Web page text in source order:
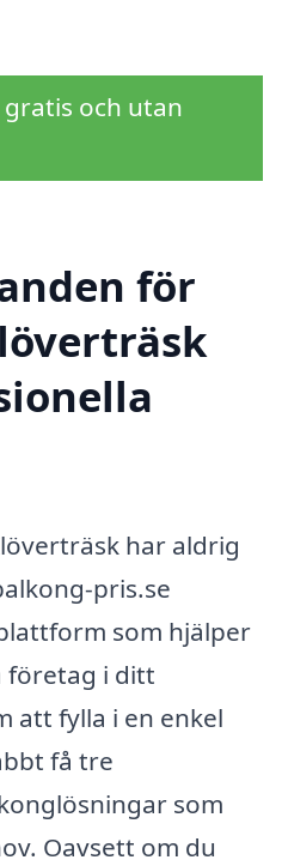
och utan
för
har aldrig
pris.se
som hjälper
företag i ditt
att fylla i en enkel
få tre
som
Oavsett om du